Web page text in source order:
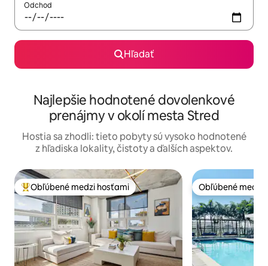
Odchod
Hľadať
Najlepšie hodnotené dovolenkové
prenájmy v okolí mesta Stred
Hostia sa zhodli: tieto pobyty sú vysoko hodnotené
z hľadiska lokality, čistoty a ďalších aspektov.
Najobľúbenejšie medzi hosťami
Obľúbené medzi hosťami Obľúbené medzi
Obľúbené medzi